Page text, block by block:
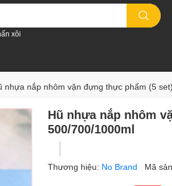
xôi
nhựa nắp nhôm vặn đựng thực phẩm (5
Hũ nhựa nắp nhôm
500/700/1000ml
Thương hiệu: No Brand Mã